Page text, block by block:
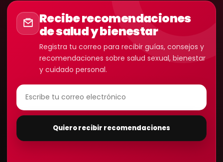
Recibe recomendaciones
de salud y bienestar
Registra tu correo para recibir guías, consejos y
recomendaciones sobre salud sexual, bienestar
y cuidado personal.
Quiero recibir recomendaciones